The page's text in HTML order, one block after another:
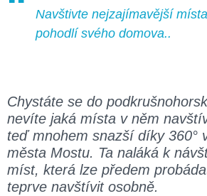
Navštivte nejzajímavější
pohodlí svého domova..
Chystáte se do
nevíte jaká místa v něm
teď mnohem snazší díky 360°
města Mostu. Ta naláká k
míst, která lze předem
teprve navštívit osobně.